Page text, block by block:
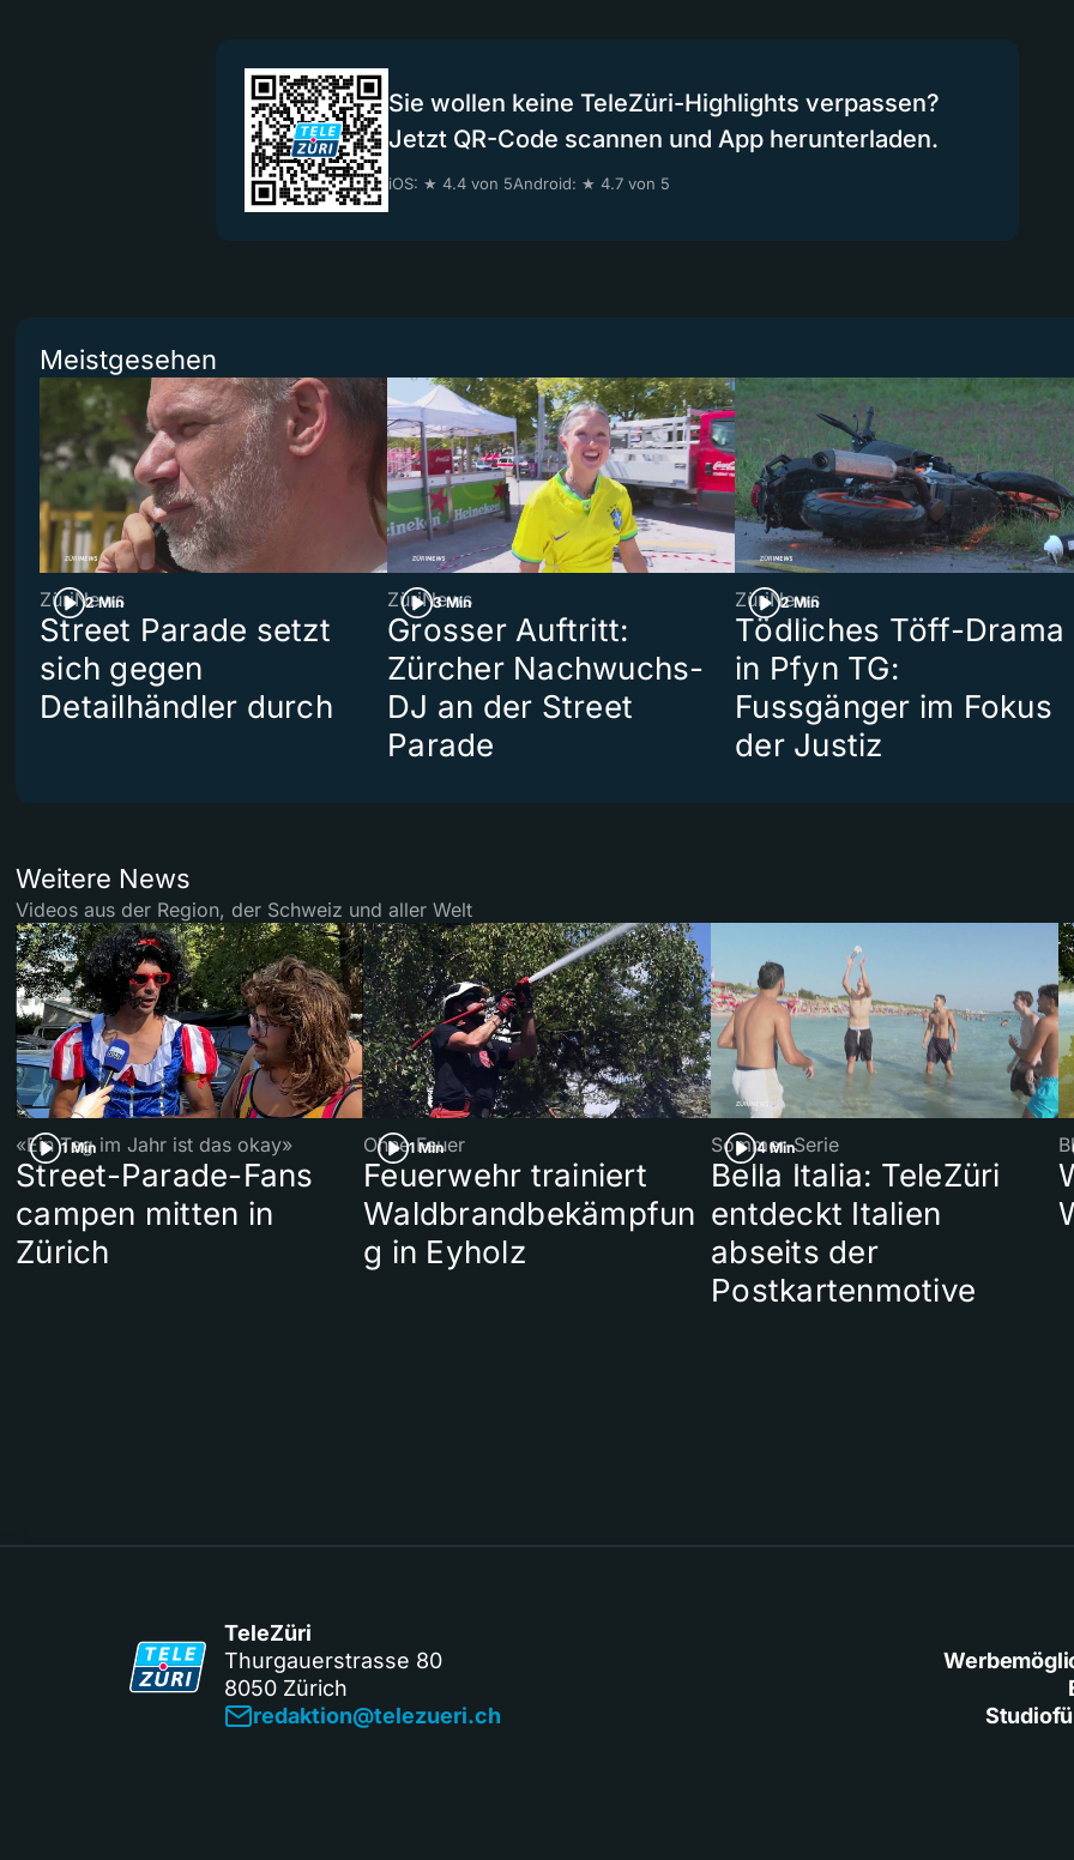
Sie wollen keine TeleZüri-Highlights verpassen?
Jetzt QR-Code scannen und App herunterladen.
iOS: ★ 4.4 von 5Android: ★ 4.7 von 5
Meistgesehen
2 Min
ZüriNews
Street Parade setzt
sich gegen
Detailhändler durch
3 Min
ZüriNews
Grosser Auftritt:
Zürcher Nachwuchs-
DJ an der Street
Parade
2 Min
ZüriNews
Tödliches Töff-Drama
in Pfyn TG:
Fussgänger im Fokus
der Justiz
Weitere News
Videos aus der Region, der Schweiz und aller Welt
1 Min
«Ein Tag im Jahr ist das okay»
Street-Parade-Fans
campen mitten in
Zürich
1 Min
Ohne Feuer
Feuerwehr trainiert
Waldbrandbekämpfun
g in Eyholz
4 Min
Sommer-Serie
Bella Italia: TeleZüri
entdeckt Italien
abseits der
Postkartenmotive
TeleZüri
Thurgauerstrasse 80
8050 Zürich
redaktion@telezueri.ch